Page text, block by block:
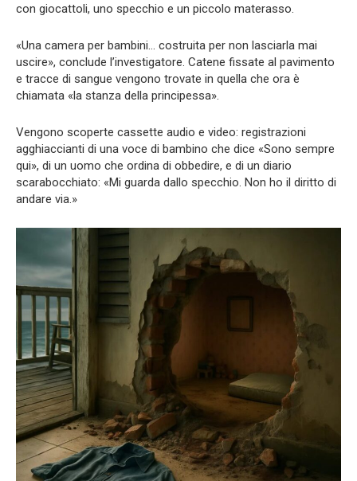
con giocattoli, uno specchio e un piccolo materasso.
«Una camera per bambini… costruita per non lasciarla mai
uscire», conclude l’investigatore. Catene fissate al pavimento
e tracce di sangue vengono trovate in quella che ora è
chiamata «la stanza della principessa».
Vengono scoperte cassette audio e video: registrazioni
agghiaccianti di una voce di bambino che dice «Sono sempre
qui», di un uomo che ordina di obbedire, e di un diario
scarabocchiato: «Mi guarda dallo specchio. Non ho il diritto di
andare via.»